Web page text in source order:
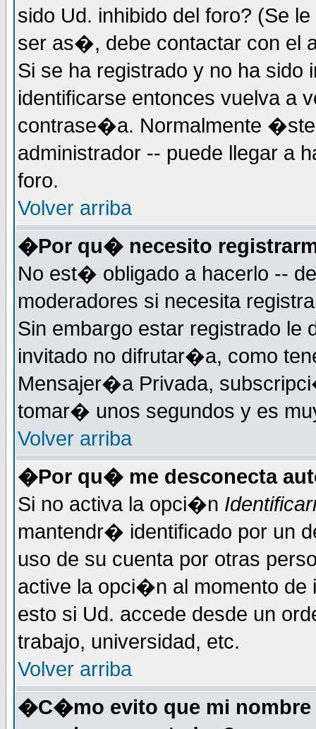
sido Ud. inhibido del foro? (Se
ser as�, debe contactar con el
Si se ha registrado y no ha
identificarse entonces vuelva a
contrase�a. Normalmente
administrador -- puede llegar a
foro.
Volver arriba
�Por qu� necesito
No est� obligado a hacerlo --
moderadores si necesita
Sin embargo estar registrado le
invitado no difrutar�a, como
Mensajer�a Privada,
tomar� unos segundos y es
Volver arriba
�Por qu� me desconecta
Si no activa la opci�n
mantendr� identificado por un
uso de su cuenta por otras
active la opci�n al momento de
esto si Ud. accede desde un
trabajo, universidad, etc.
Volver arriba
�C�mo evito que mi nombre